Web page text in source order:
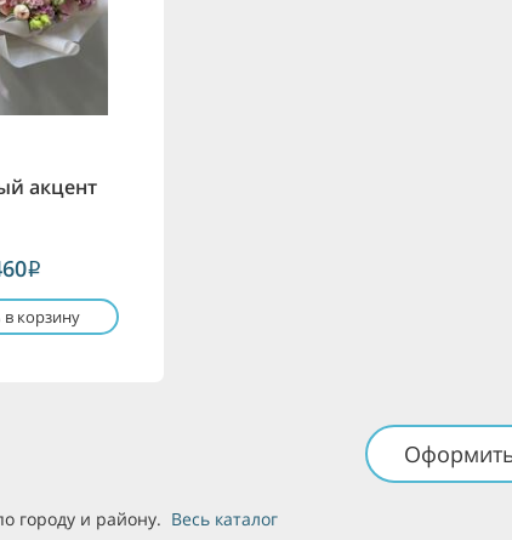
акцент
i
корзину
городу и району. Весь каталог